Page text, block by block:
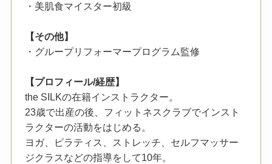
・美肌食マイスター初級
【その他】
・グループリフォーマープログラム監修
【プロフィール/経歴】
the SILKの在籍インストラクター。
23歳で出産の後、フィットネスクラブでインスト
ラクターの活動をはじめる。
ヨガ、ピラティス、ストレッチ、セルフマッサー
ジクラスなどの指導をして10年。